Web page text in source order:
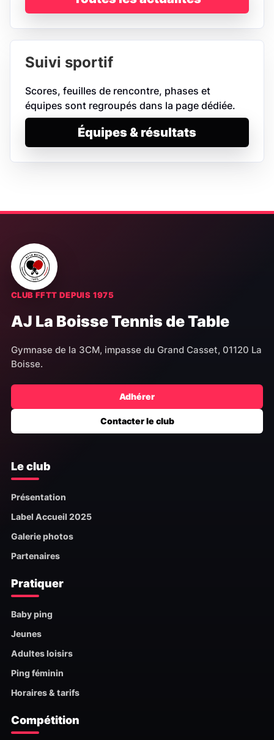
Suivi sportif
Scores, feuilles de rencontre, phases et
équipes sont regroupés dans la page dédiée.
Équipes & résultats
CLUB FFTT DEPUIS 1975
AJ La Boisse Tennis de Table
Gymnase de la 3CM, impasse du Grand Casset, 01120 La
Boisse.
Adhérer
Contacter le club
Le club
Présentation
Label Accueil 2025
Galerie photos
Partenaires
Pratiquer
Baby ping
Jeunes
Adultes loisirs
Ping féminin
Horaires & tarifs
Compétition